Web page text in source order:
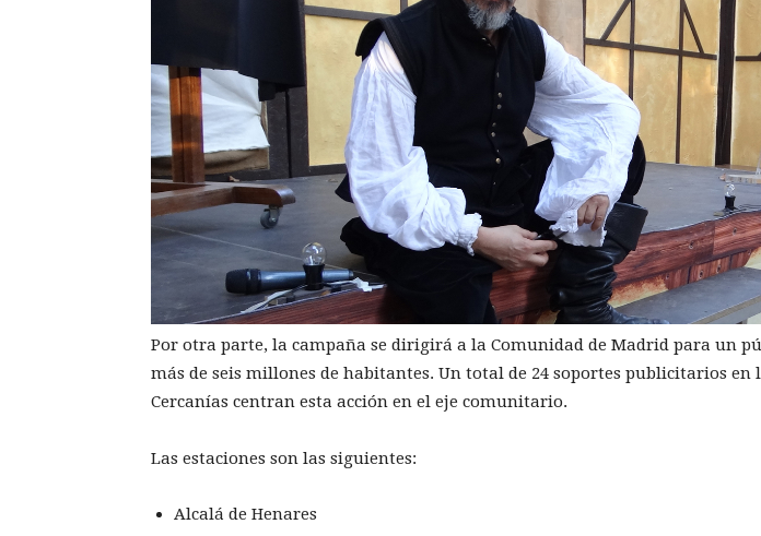
Por otra parte, la campaña se dirigirá a la Comunidad de Madrid para un
más de seis millones de habitantes. Un total de 24 soportes publicitarios en
Cercanías centran esta acción en el eje comunitario.
Las estaciones son las siguientes:
Alcalá de Henares